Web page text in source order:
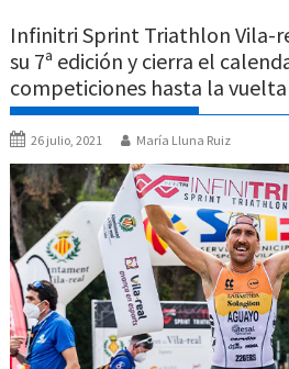
Infinitri Sprint Triathlon Vila-
su 7ª edición y cierra el
competiciones hasta la
26 julio, 2021 María Lluna Ruiz